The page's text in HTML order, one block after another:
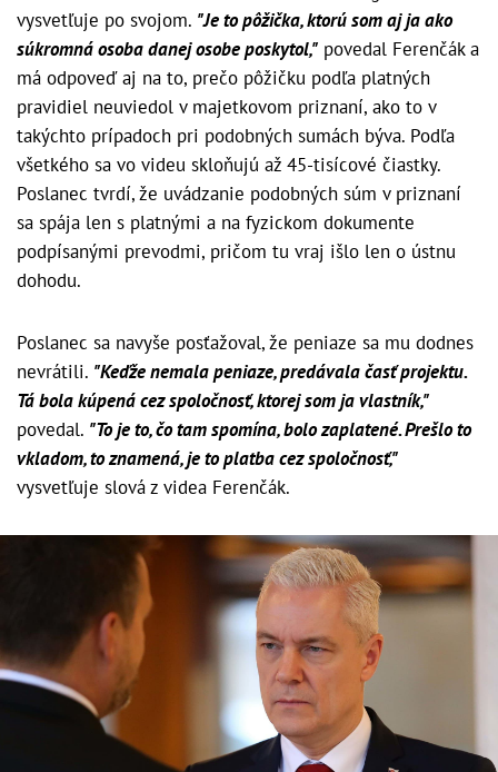
vysvetľuje po svojom. "Je to pôžička, ktorú som aj ja ako
súkromná osoba danej osobe poskytol," povedal Ferenčák a
má odpoveď aj na to, prečo pôžičku podľa platných
pravidiel neuviedol v majetkovom priznaní, ako to v
takýchto prípadoch pri podobných sumách býva. Podľa
všetkého sa vo videu skloňujú až 45-tisícové čiastky.
Poslanec tvrdí, že uvádzanie podobných súm v priznaní
sa spája len s platnými a na fyzickom dokumente
podpísanými prevodmi, pričom tu vraj išlo len o ústnu
dohodu.
Poslanec sa navyše posťažoval, že peniaze sa mu dodnes
nevrátili. "Keďže nemala peniaze, predávala časť projektu.
Tá bola kúpená cez spoločnosť, ktorej som ja vlastník,"
povedal. "To je to, čo tam spomína, bolo zaplatené. Prešlo to
vkladom, to znamená, je to platba cez spoločnosť,"
vysvetľuje slová z videa Ferenčák.